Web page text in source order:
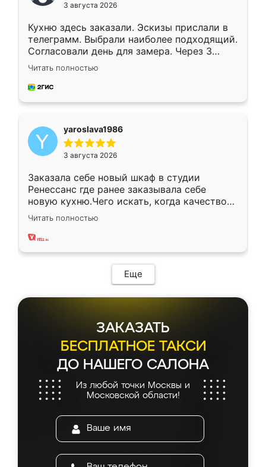
3 августа 2026
Кухню здесь заказали. Эскизы прислали в
телеграмм. Выбрали наиболее подходящий.
Согласовали день для замера. Через 3
недели кухня была уже готова. Остались
довольны работой. Спасибо Ренессанс
мебель за качественную работу!
Читать полностью
yaroslava1986
3 августа 2026
Заказала себе новый шкаф в студии
Ренессанс где ранее заказывала себе
новую кухню.Чего искать, когда качеством
вполне довольна. Служит кухня уже почти
два года, нареканий нет.
Читать полностью
Еще
ЗАКАЗАТЬ
БЕСПЛАТНОЕ ТАКСИ
ДО НАШЕГО САЛОНА
Из любой точки Москвы и
Московской области!